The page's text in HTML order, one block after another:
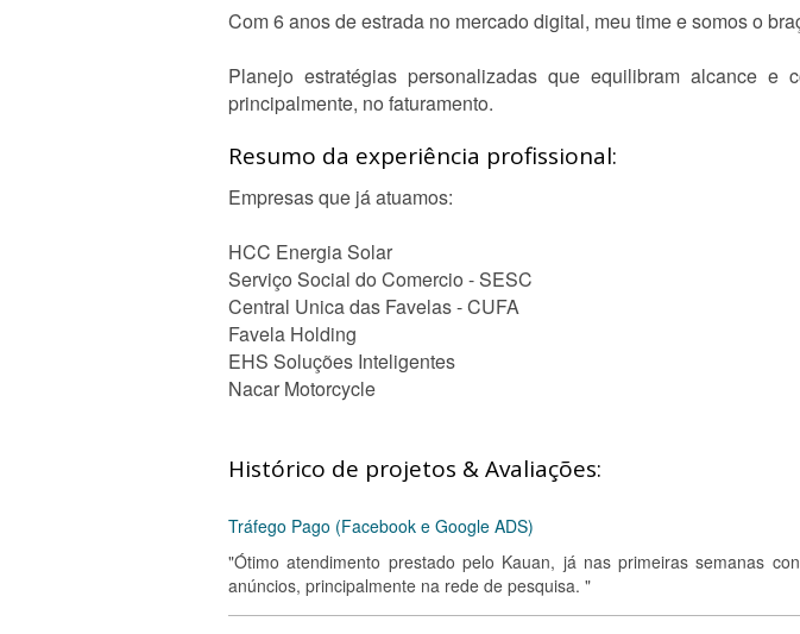
Com 6 anos de estrada no mercado digital, meu time e somos o
Planejo estratégias personalizadas que equilibram alcance e
principalmente, no faturamento.
Resumo da experiência profissional:
Empresas que já atuamos:
HCC Energia Solar
Serviço Social do Comercio - SESC
Central Unica das Favelas - CUFA
Favela Holding
EHS Soluções Inteligentes
Nacar Motorcycle
Histórico de projetos & Avaliações:
Tráfego Pago (Facebook e Google ADS)
"Ótimo atendimento prestado pelo Kauan, já nas primeiras semanas
anúncios, principalmente na rede de pesquisa. "